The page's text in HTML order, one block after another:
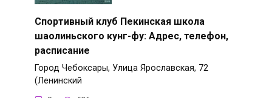
Спортивный клуб Пекинская школа
шаолиньского кунг-фу: Адрес, телефон,
расписание
Город Чебоксары, Улица Ярославская, 72
(Ленинский